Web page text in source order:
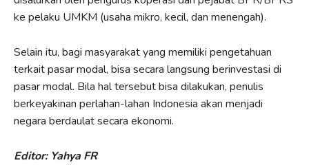
ke pelaku UMKM (usaha mikro, kecil, dan menengah).
Selain itu, bagi masyarakat yang memiliki pengetahuan
terkait pasar modal, bisa secara langsung berinvestasi di
pasar modal. Bila hal tersebut bisa dilakukan, penulis
berkeyakinan perlahan-lahan Indonesia akan menjadi
negara berdaulat secara ekonomi.
Editor: Yahya FR